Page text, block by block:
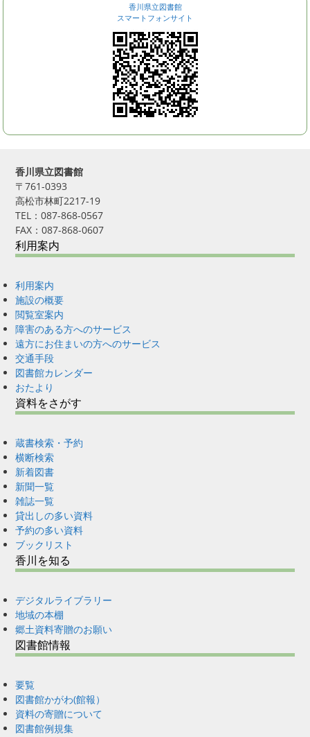
香川県立図書館
スマートフォンサイト
香川県立図書館
〒761-0393
高松市林町2217-19
TEL：087-868-0567
FAX：087-868-0607
利用案内
利用案内
施設の概要
閲覧室案内
障害のある方へのサービス
遠方にお住まいの方へのサービス
交通手段
図書館カレンダー
おたより
資料をさがす
蔵書検索・予約
横断検索
新着図書
新聞一覧
雑誌一覧
貸出しの多い資料
予約の多い資料
ブックリスト
香川を知る
デジタルライブラリー
地域の本棚
郷土資料寄贈のお願い
図書館情報
要覧
図書館かがわ(館報）
資料の寄贈について
図書館例規集